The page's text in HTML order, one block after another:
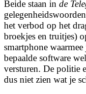
Beide staan in de
het verbod op het
broekjes en truitjes)
smartphone
bepaalde software
versturen. De politie
dus niet zien wat je